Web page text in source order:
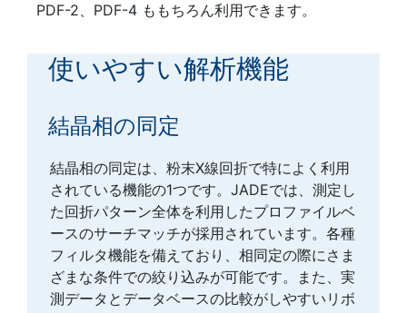
PDF-2、PDF-4 ももちろん利用できます。
使いやすい解析機能
結晶相の同定
結晶相の同定は、粉末X線回折で特によく利用
されている機能の1つです。JADEでは、測定し
た回折パターン全体を利用したプロファイルベ
ースのサーチマッチが採用されています。各種
フィルタ機能を備えており、相同定の際にさま
ざまな条件での絞り込みが可能です。また、実
測データとデータベースの比較がしやすいリボ